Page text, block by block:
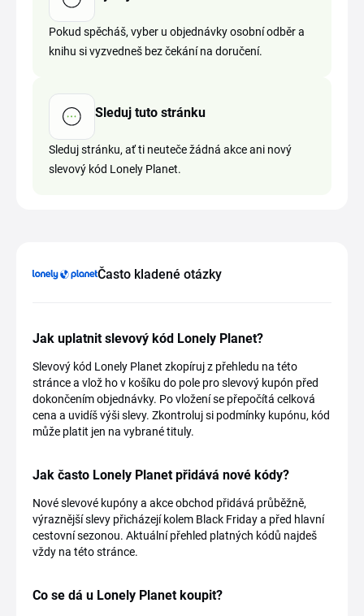
Pokud spěcháš, vyber u objednávky osobní odběr a
knihu si vyzvedneš bez čekání na doručení.
Sleduj tuto stránku
Sleduj stránku, ať ti neuteče žádná akce ani nový
slevový kód Lonely Planet.
Často kladené otázky
Jak uplatnit slevový kód Lonely Planet?
Slevový kód Lonely Planet zkopíruj z přehledu na této
stránce a vlož ho v košíku do pole pro slevový kupón před
dokončením objednávky. Po vložení se přepočítá celková
cena a uvidíš výši slevy. Zkontroluj si podmínky kupónu, kód
může platit jen na vybrané tituly.
Jak často Lonely Planet přidává nové kódy?
Nové slevové kupóny a akce obchod přidává průběžně,
výraznější slevy přicházejí kolem Black Friday a před hlavní
cestovní sezonou. Aktuální přehled platných kódů najdeš
vždy na této stránce.
Co se dá u Lonely Planet koupit?